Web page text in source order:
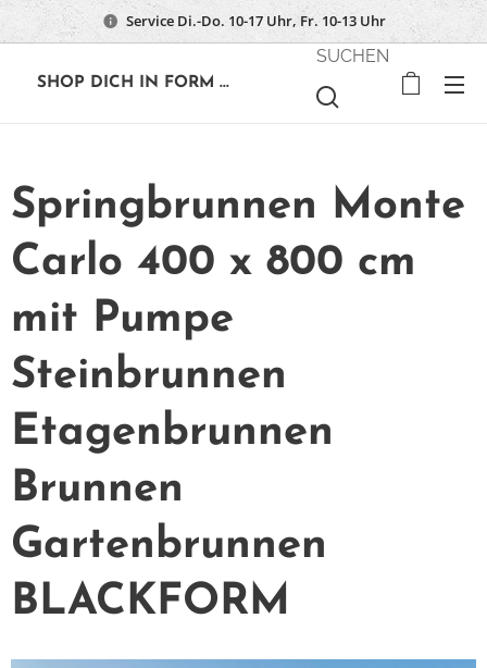
Service Di.-Do. 10-17 Uhr, Fr. 10-13 Uhr
SHOP DICH IN FORM ...
SUCHEN
Springbrunnen Monte
Carlo 400 x 800 cm
mit Pumpe
Steinbrunnen
Etagenbrunnen
Brunnen
Gartenbrunnen
BLACKFORM